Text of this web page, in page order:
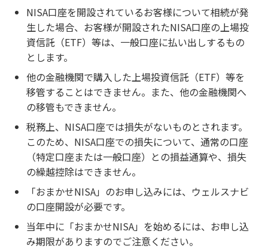
NISA口座を開設されているお客様について相続が発
生した場合、お客様が開設されたNISA口座の上場投
資信託（ETF）等は、一般口座に払い出しするもの
とします。
他の金融機関で購入した上場投資信託（ETF）等を
移管することはできません。また、他の金融機関へ
の移管もできません。
税務上、NISA口座では損失がないものとされます。
このため、NISA口座での損失について、通常の口座
（特定口座または一般口座）との損益通算や、損失
の繰越控除はできません。
「おまかせNISA」のお申し込みには、ウェルスナビ
の口座開設が必要です。
当年中に「おまかせNISA」を始めるには、お申し込
み期限がありますのでご注意ください。